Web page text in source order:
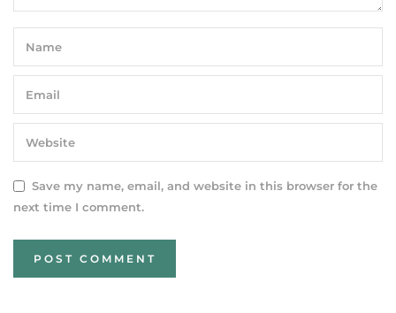
Save my name, email, and website in this browser for the
next time I comment.